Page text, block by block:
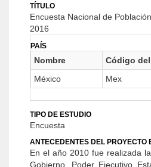
TÍTULO
Encuesta Nacional de
2016
PAÍS
Nombre
Código
México
Mex
TIPO DE ESTUDIO
Encuesta
ANTECEDENTES DEL PROYECTO
En el año 2010 fue realizada
Gobierno, Poder Ejecutivo